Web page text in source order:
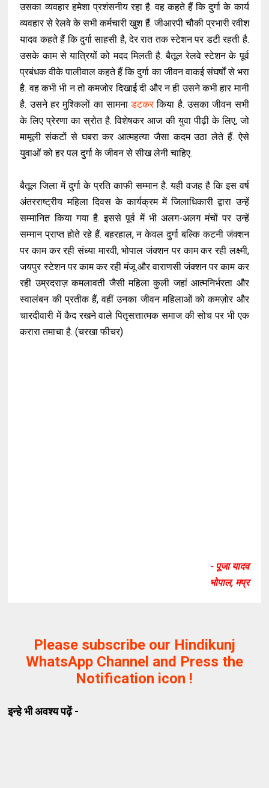
उसका व्यवहार हमेशा प्रशंसनीय रहा है. वह कहते हैं कि दुर्गा के कार्य
व्यवहार से रेलवे के सभी कर्मचारी खुश हैं. जीआरपी चौकी प्रभारी रवीश
यादव कहते हैं कि दुर्गा साहसी है, देर रात तक स्टेशन पर डटी रहती है.
उसके काम से यात्रियों को मदद मिलती है. बैतूल रेलवे स्टेशन के पूर्व
प्रबंधक वीके पालीवाल कहते हैं कि दुर्गा का जीवन वाकई संघर्षों से भरा
है. वह कभी भी न तो कमजोर दिखाई दी और न ही उसने कभी हार मानी
है. उसने हर मुश्किलों का सामनाडटकरकिया है. उसका जीवन सभी
के लिए प्रेरणा का स्रोत है. विशेषकर आज की युवा पीढ़ी के लिए, जो
मामूली संकटों से घबरा कर आत्महत्या जैसा कदम उठा लेते हैं. ऐसे
युवाओं को हर पल दुर्गा के जीवन से सीख लेनी चाहिए.
बैतूल जिला में दुर्गा के प्रति काफी सम्मान है. यही वजह है कि इस वर्ष
अंतरराष्ट्रीय महिला दिवस के कार्यक्रम में जिलाधिकारी द्वारा उन्हें
सम्मानित किया गया है. इससे पूर्व में भी अलग-अलग मंचों पर उन्हें
सम्मान प्राप्त होते रहे हैं. बहरहाल, न केवल दुर्गा बल्कि कटनी जंक्शन
पर काम कर रही संध्या मारवी, भोपाल जंक्शन पर काम कर रही लक्ष्मी,
जयपुर स्टेशन पर काम कर रही मंजू और वाराणसी जंक्शन पर काम कर
रही उम्रदराज़ कमलावती जैसी महिला कुली जहां आत्मनिर्भरता और
स्वालंबन की प्रतीक हैं, वहीं उनका जीवन महिलाओं को कमज़ोर और
चारदीवारी में कैद रखने वाले पितृसत्तात्मक समाज की सोच पर भी एक
करारा तमाचा है. (चरखा फीचर)
- पूजा यादव
भोपाल, मप्र
Please subscribe our Hindikunj
WhatsApp Channel and Press the
Notification icon !
इन्हे भी अवश्य पढ़ें -